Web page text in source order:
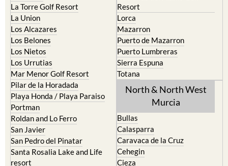
La Torre Golf Resort
La Union
Los Alcazares
Los Belones
Los Nietos
Los Urrutias
Mar Menor Golf Resort
Pilar de la Horadada
Playa Honda / Playa Paraiso
Portman
Roldan and Lo Ferro
San Javier
San Pedro del Pinatar
Santa Rosalia Lake and Life
resort
Resort
Lorca
Mazarron
Puerto de Mazarron
Puerto Lumbreras
Sierra Espuna
Totana
North & North West
Murcia
Bullas
Calasparra
Caravaca de la Cruz
Cehegin
Cieza